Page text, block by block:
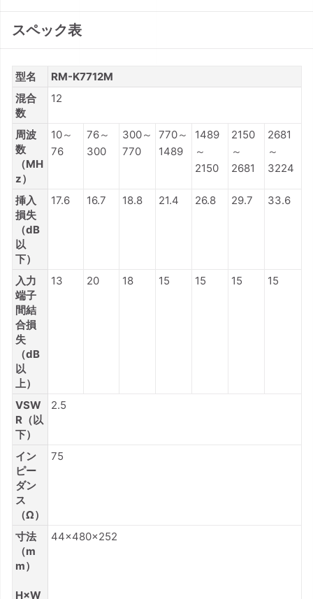
スペック表
型名
RM-K7712M
混合
数
12
周波
数
（MH
z）
10～
76
76～
300
300～
770
770～
1489
1489
～
2150
2150
～
2681
2681
～
3224
挿入
損失
（dB
以
下）
17.6 16.7 18.8 21.4 26.8 29.7 33.6
入力
端子
間結
合損
失
（dB
以
上）
13 20 18 15 15 15 15
VSW
R（以
下）
2.5
イン
ピー
ダン
ス
（Ω）
75
寸法
（m
m）
H×W
44×480×252